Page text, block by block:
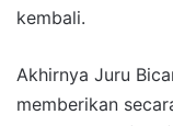
kembali.
Akhirnya Juru
memberikan